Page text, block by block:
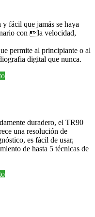
fácil que jamás se haya
con la velocidad,
permite al principiante o al
digital que nunca.
duradero, el TR90
una resolución de
es fácil de usar,
de hasta 5 técnicas de